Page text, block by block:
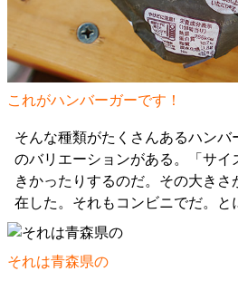
これがハンバーガーです！
そんな種類がたくさんあるハン
のバリエーションがある。「サイ
きかったりするのだ。その大き
在した。それもコンビニでだ。と
それは青森県の